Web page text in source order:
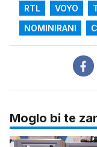
RTL VOYO
NOMINIRANI
Moglo bi te